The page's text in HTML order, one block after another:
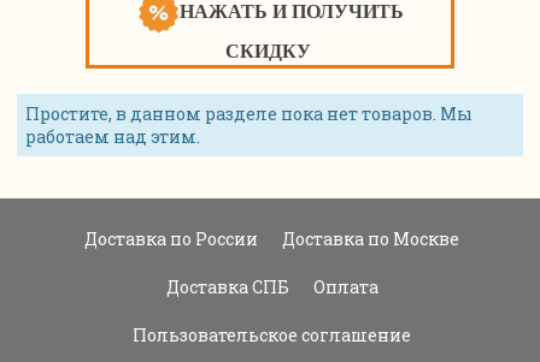
НАЖАТЬ И ПОЛУЧИТЬ
СКИДКУ
Простите, в данном разделе пока нет товаров. Мы
работаем над этим.
Доставка по России Доставка по Москве
Доставка СПБ Оплата
Пользовательское соглашение